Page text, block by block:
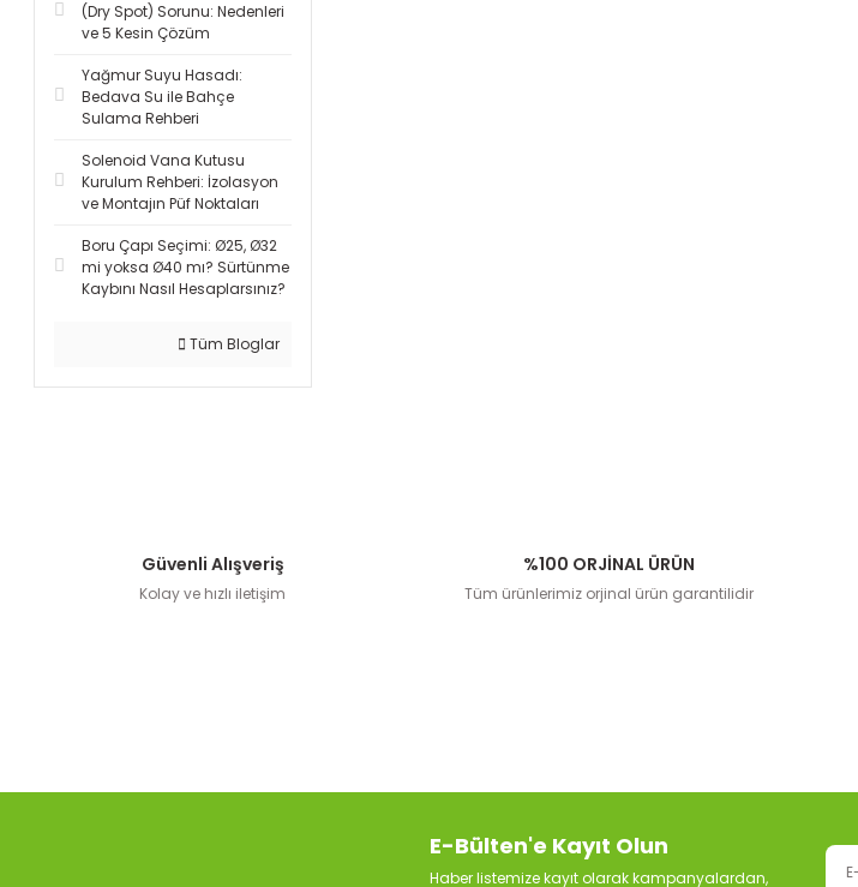
(Dry Spot) Sorunu: Nedenleri
ve 5 Kesin Çözüm
Yağmur Suyu Hasadı:
Bedava Su ile Bahçe
Sulama Rehberi
Solenoid Vana Kutusu
Kurulum Rehberi: İzolasyon
ve Montajın Püf Noktaları
Boru Çapı Seçimi: Ø25, Ø32
mi yoksa Ø40 mı? Sürtünme
Kaybını Nasıl Hesaplarsınız?
Tüm Bloglar
Güvenli Alışveriş
Kolay ve hızlı iletişim
%100 ORJİNAL ÜRÜN
Tüm ürünlerimiz orjinal ürün garantilidir
E-Bülten'e Kayıt Olun
Haber listemize kayıt olarak kampanyalardan,